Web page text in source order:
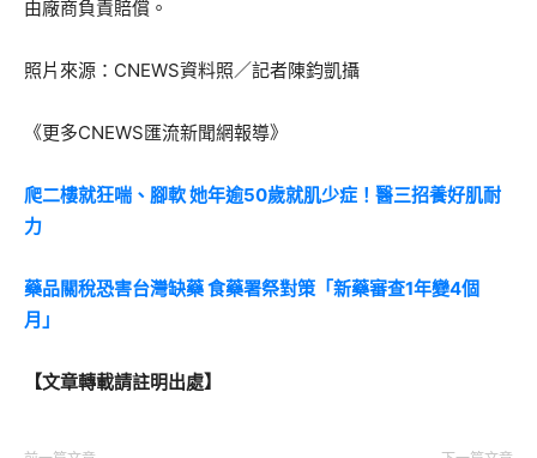
由廠商負責賠償。
照片來源：CNEWS資料照／記者陳鈞凱攝
《更多CNEWS匯流新聞網報導》
爬二樓就狂喘、腳軟 她年逾50歲就肌少症！醫三招養好肌耐
力
藥品關稅恐害台灣缺藥 食藥署祭對策「新藥審查1年變4個
月」
【文章轉載請註明出處】